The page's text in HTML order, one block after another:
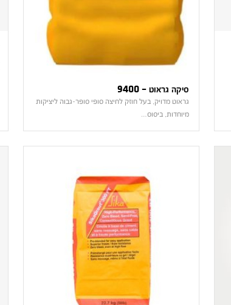
סיקה גראוט – 9400
גראוט מדויק, בעל חוזק לחיצה סופי סופר-גבוה ליציקות
מיוחדות, ביסוס…